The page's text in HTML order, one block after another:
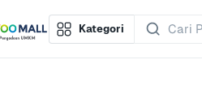
Kategori